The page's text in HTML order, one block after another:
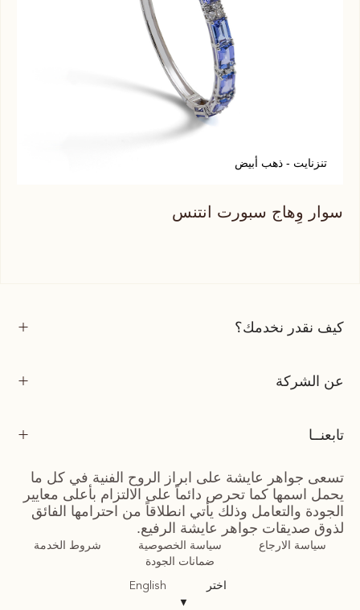
تنزنايت - ذهب أبيض
سوار وِهاج سبورت انتنس
كيف نقدر نخدمك؟
عن الشركة
تابعنــا
تسعى جواهر عايشة على ابراز الروح الفنية في كل ما
يحمل اسمها كما تحرص دائماً على الالتزام بأعلى معايير
الجودة والتعامل وذلك يأتي انطلاقاً من احترامها الفائق
لذوق صديقات جواهر عايشة الرفيع.
سياسة الارجاع سياسة الخصوصية
شروط الخدمة
ضمانات الجودة
اختر
▼
English